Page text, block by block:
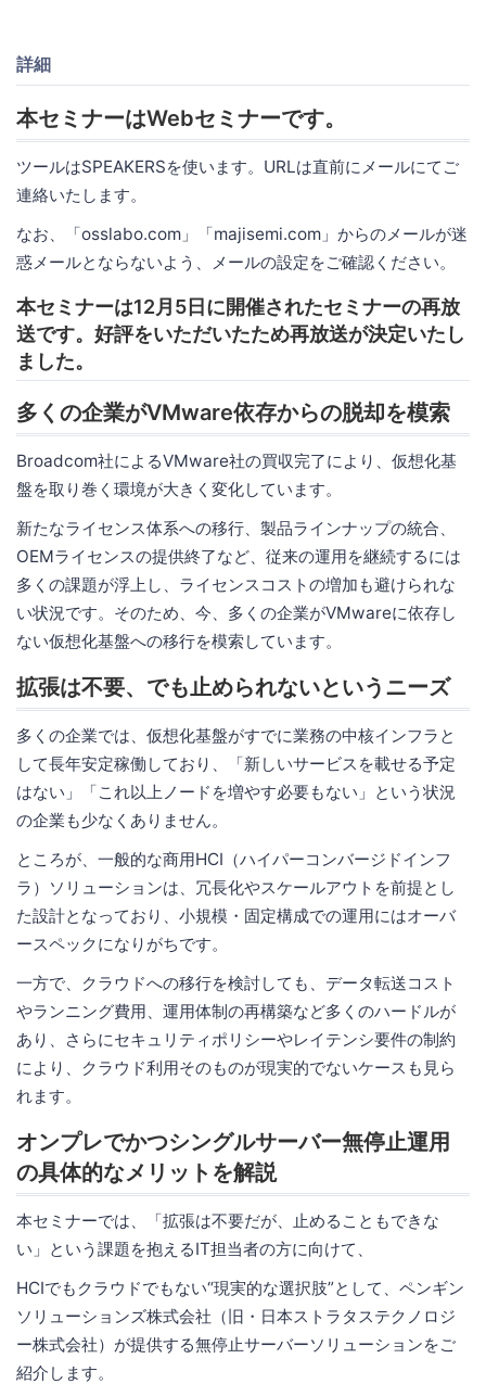
詳細
本セミナーはWebセミナーです。
ツールはSPEAKERSを使います。URLは直前にメールにてご
連絡いたします。
なお、「osslabo.com」「majisemi.com」からのメールが迷
惑メールとならないよう、メールの設定をご確認ください。
本セミナーは12月5日に開催されたセミナーの再放
送です。好評をいただいたため再放送が決定いたし
ました。
多くの企業がVMware依存からの脱却を模索
Broadcom社によるVMware社の買収完了により、仮想化基
盤を取り巻く環境が大きく変化しています。
新たなライセンス体系への移行、製品ラインナップの統合、
OEMライセンスの提供終了など、従来の運用を継続するには
多くの課題が浮上し、ライセンスコストの増加も避けられな
い状況です。そのため、今、多くの企業がVMwareに依存し
ない仮想化基盤への移行を模索しています。
拡張は不要、でも止められないというニーズ
多くの企業では、仮想化基盤がすでに業務の中核インフラと
して長年安定稼働しており、「新しいサービスを載せる予定
はない」「これ以上ノードを増やす必要もない」という状況
の企業も少なくありません。
ところが、一般的な商用HCI（ハイパーコンバージドインフ
ラ）ソリューションは、冗長化やスケールアウトを前提とし
た設計となっており、小規模・固定構成での運用にはオーバ
ースペックになりがちです。
一方で、クラウドへの移行を検討しても、データ転送コスト
やランニング費用、運用体制の再構築など多くのハードルが
あり、さらにセキュリティポリシーやレイテンシ要件の制約
により、クラウド利用そのものが現実的でないケースも見ら
れます。
オンプレでかつシングルサーバー無停止運用
の具体的なメリットを解説
本セミナーでは、「拡張は不要だが、止めることもできな
い」という課題を抱えるIT担当者の方に向けて、
HCIでもクラウドでもない“現実的な選択肢”として、ペンギン
ソリューションズ株式会社（旧・日本ストラタステクノロジ
ー株式会社）が提供する無停止サーバーソリューションをご
紹介します。